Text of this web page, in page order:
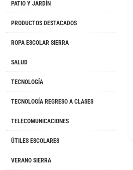
PATIO Y JARDÍN
PRODUCTOS DESTACADOS
ROPA ESCOLAR SIERRA
SALUD
TECNOLOGÍA
TECNOLOGÍA REGRESO A CLASES
TELECOMUNICACIONES
ÚTILES ESCOLARES
VERANO SIERRA